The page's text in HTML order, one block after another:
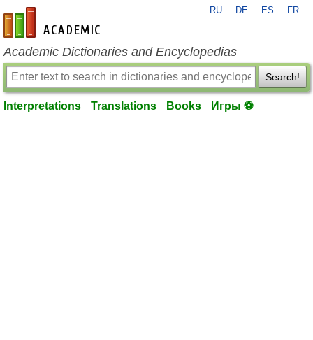
en-academic.com
RU DE ES FR
Academic Dictionaries and Encyclopedias
Search!
Interpretations Translations Books Игры ⚽